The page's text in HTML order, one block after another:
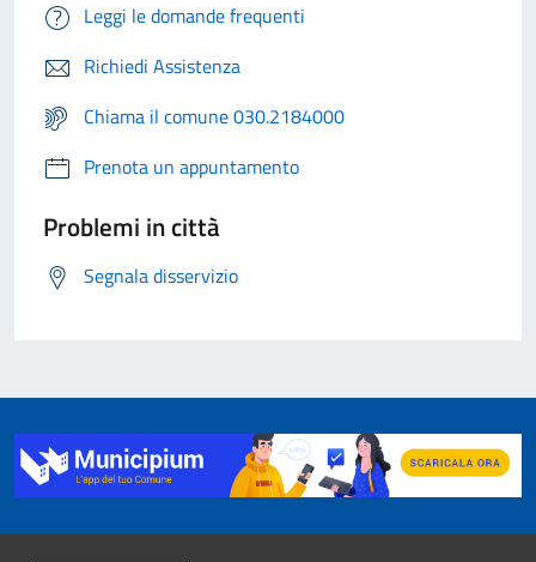
Leggi le domande frequenti
Richiedi Assistenza
Chiama il comune 030.2184000
Prenota un appuntamento
Problemi in città
Segnala disservizio